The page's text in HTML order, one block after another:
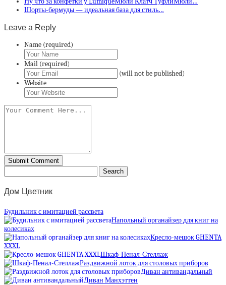
Шорты-бермуды — идеальная база для стиль…
Leave a Reply
Name (required)
Mail (required)
(will not be published)
Website
Дом Цветник
Будильник с имитацией рассвета
Напольный органайзер для книг на
колесиках
Кресло-мешок GHENTA
XXXL
Шкаф-Пенал-Стеллаж
Раздвижной лоток для столовых приборов
Диван антивандальный
Диван Манхэттен